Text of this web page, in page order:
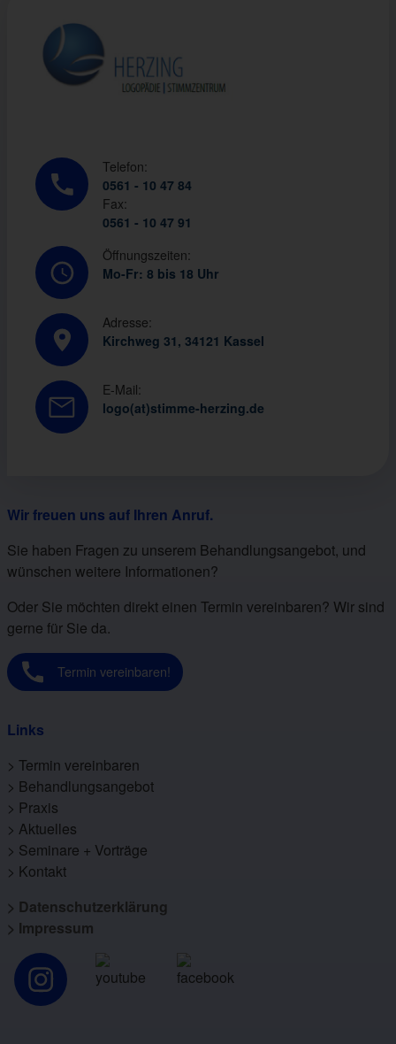
Telefon:
0561 - 10 47 84
Fax:
0561 - 10 47 91
Öffnungszeiten:
Mo-Fr: 8 bis 18 Uhr
Adresse:
Kirchweg 31, 34121 Kassel
E-Mail:
logo(at)stimme-herzing.de
Wir freuen uns auf Ihren Anruf.
Sie haben Fragen zu unserem Behandlungsangebot, und
wünschen weitere Informationen?
Oder Sie möchten direkt einen Termin vereinbaren? Wir sind
gerne für Sie da.
Termin vereinbaren!
Links
> Termin vereinbaren
> Behandlungsangebot
> Praxis
> Aktuelles
> Seminare + Vorträge
> Kontakt
> Datenschutzerklärung
> Impressum